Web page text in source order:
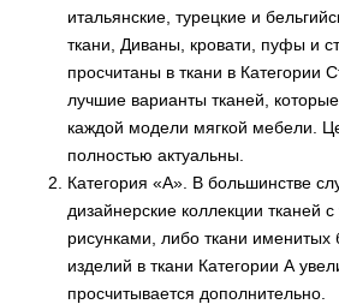
итальянские, турецкие и
ткани, Диваны, кровати, пуфы и
просчитаны в ткани в Категории
лучшие варианты тканей,
каждой модели мягкой мебели.
полностью актуальны.
Категория «А». В большинстве
дизайнерские коллекции тканей
рисунками, либо ткани именитых
изделий в ткани Категории А
просчитывается дополнительно.